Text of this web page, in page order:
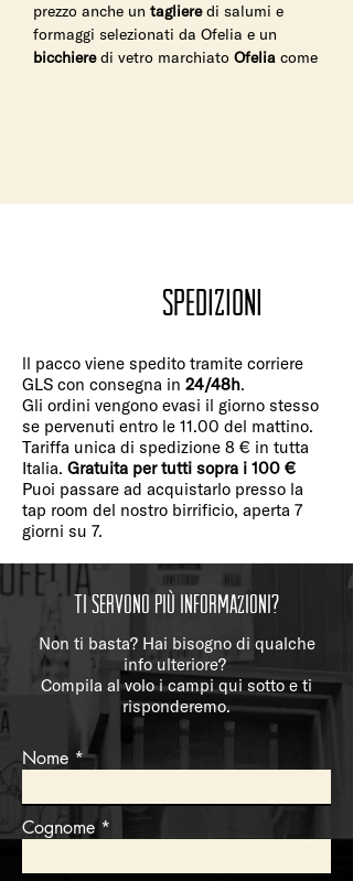
prezzo anche un taglieredi salumi e
formaggi selezionati da Ofelia e un
bicchieredi vetro marchiato Ofelia come
Spedizioni
ll pacco viene spedito tramite corriere
GLS con consegna in 24/48h.
Gli ordini vengono evasi il giorno stesso
se pervenuti entro le 11.00 del mattino.
Tariffa unica di spedizione 8 € in tutta
Italia. Gratuita per tutti sopra i 100 €
Puoi passare ad acquistarlo presso la
tap room del nostro birrificio, aperta 7
giorni su 7.
Ti servono più informazioni?
Non ti basta? Hai bisogno di qualche
info ulteriore?
Compila al volo i campi qui sotto e ti
risponderemo.
Nome
Cognome